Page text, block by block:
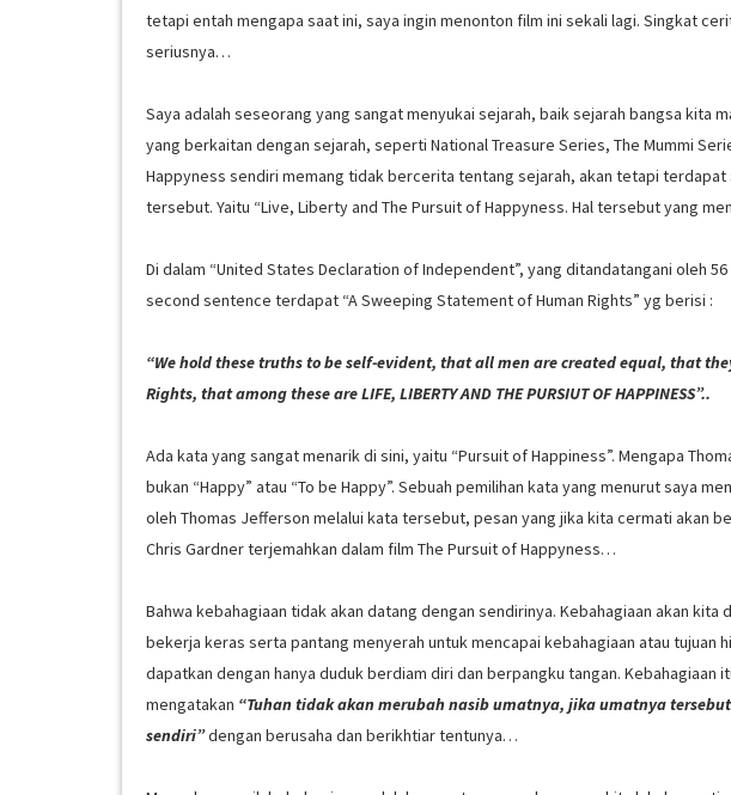
tetapi entah mengapa saat ini, saya ingin menonton film ini sekali lagi. Singkat
seriusnya…
Saya adalah seseorang yang sangat menyukai sejarah, baik sejarah bangsa kita
yang berkaitan dengan sejarah, seperti National Treasure Series, The Mummi
Happyness sendiri memang tidak bercerita tentang sejarah, akan tetapi
tersebut. Yaitu “Live, Liberty and The Pursuit of Happyness. Hal tersebut yang
Di dalam “United States Declaration of Independent”, yang ditandatangani oleh
second sentence terdapat “A Sweeping Statement of Human Rights” yg berisi :
“We hold these truths to be self-evident, that all men are created equal, that
Rights, that among these are LIFE, LIBERTY AND THE PURSIUT OF HAPPINESS”..
Ada kata yang sangat menarik di sini, yaitu “Pursuit of Happiness”. Mengapa
bukan “Happy” atau “To be Happy”. Sebuah pemilihan kata yang menurut saya
oleh Thomas Jefferson melalui kata tersebut, pesan yang jika kita cermati akan
Chris Gardner terjemahkan dalam film The Pursuit of Happyness…
Bahwa kebahagiaan tidak akan datang dengan sendirinya. Kebahagiaan akan kita
bekerja keras serta pantang menyerah untuk mencapai kebahagiaan atau tujuan
dapatkan dengan hanya duduk berdiam diri dan berpangku tangan. Kebahagiaan
mengatakan “Tuhan tidak akan merubah nasib umatnya, jika umatnya
sendiri”dengan berusaha dan berikhtiar tentunya…